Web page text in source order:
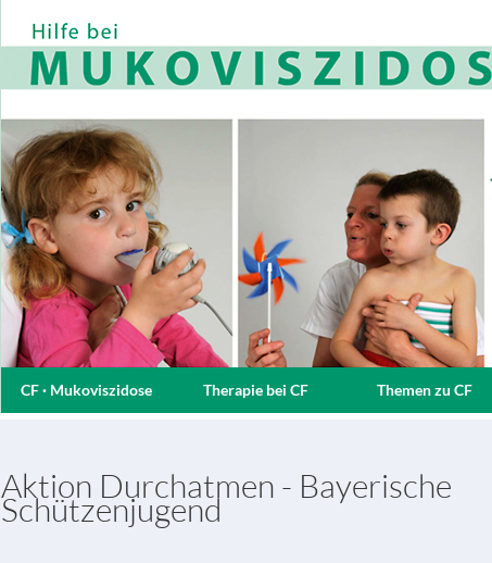
CF · Mukoviszidose Therapie bei CF Themen zu CF
Aktion Durchatmen - Bayerische
Schützenjugend